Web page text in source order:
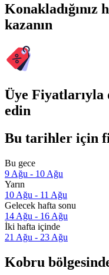
Konakladığınız
kazanın
Üye Fiyatlarıyla
edin
Bu tarihler için
Bu gece
9 Ağu - 10 Ağu
Yarın
10 Ağu - 11 Ağu
Gelecek hafta sonu
14 Ağu - 16 Ağu
İki hafta içinde
21 Ağu - 23 Ağu
Kobru